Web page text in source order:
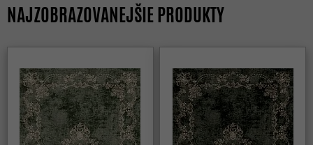
NAJZOBRAZOVANEJŠIE PRODUKTY